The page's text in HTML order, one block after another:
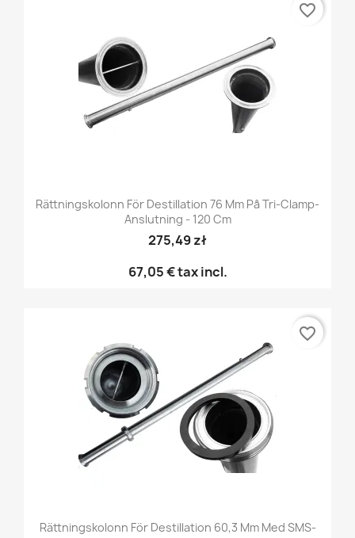
Rättningskolonn För Destillation 76 Mm På Tri-Clamp-
Anslutning - 120 Cm
275,49 zł
67,05 €tax incl.
favorite_border
Rättningskolonn För Destillation 60,3 Mm Med SMS-
favorite_border